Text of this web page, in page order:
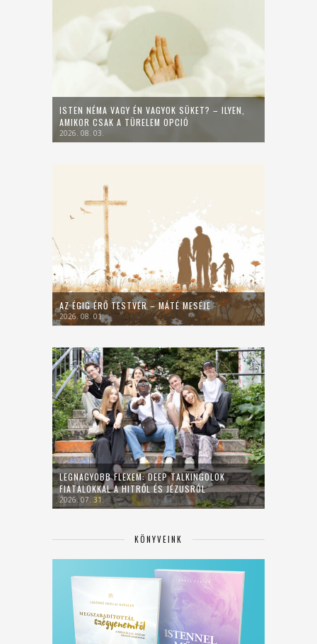
ISTEN NÉMA VAGY ÉN VAGYOK SÜKET? – ILYEN,
AMIKOR CSAK A TÜRELEM OPCIÓ
2026. 08. 03.
AZ ÉGIG ÉRŐ TESTVÉR – MÁTÉ MESÉJE
2026. 08. 01.
LEGNAGYOBB FLEXEM: DEEP TALKINGOLOK
FIATALOKKAL A HITRŐL ÉS JÉZUSRÓL
2026. 07. 31.
KÖNYVEINK